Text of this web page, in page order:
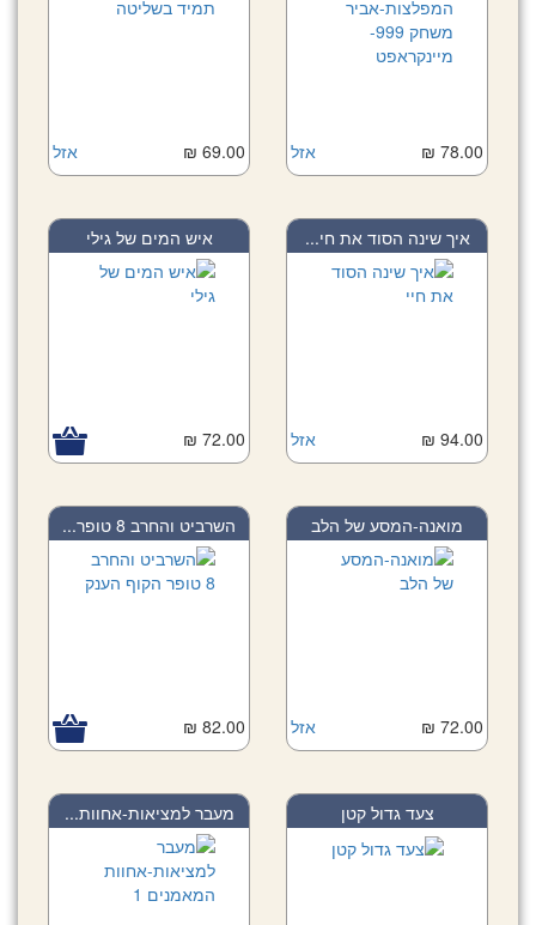
אזל 78.00 ₪ אזל 69.00 ₪
איך שינה הסוד את חי...
אזל 94.00 ₪
איש המים של גילי
72.00 ₪
מואנה-המסע של הלב
אזל 72.00 ₪
השרביט והחרב 8 טופר...
82.00 ₪
צעד גדול קטן מעבר למציאות-אחוות...